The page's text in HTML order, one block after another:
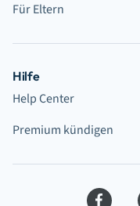
Für Eltern
Hilfe
Help Center
Premium kündigen